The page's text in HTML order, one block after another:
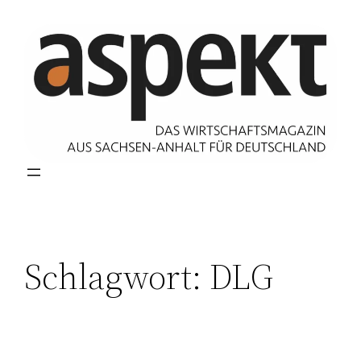
Inhalt
springen
Schlagwort: DLG